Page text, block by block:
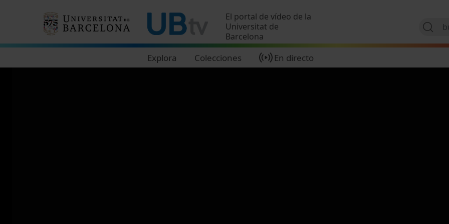
El portal de vídeo de la
Universitat de
Barcelona
Explora Colecciones En directo